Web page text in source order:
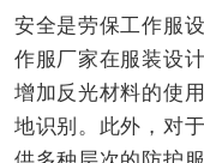
安全是劳保工作服
作服厂家在服装设
增加反光材料的使
地识别。此外，对